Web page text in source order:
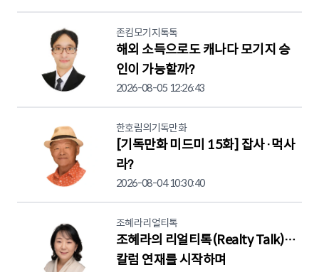
존킴모기지톡톡
해외 소득으로도 캐나다 모기지 승
인이 가능할까?
2026-08-05 12:26:43
한호림의기독만화
[기독만화 미드미 15화] 잡사·먹사
라?
2026-08-04 10:30:40
조혜라리얼티톡
조혜라의 리얼티톡(Realty Talk)…
칼럼 연재를 시작하며